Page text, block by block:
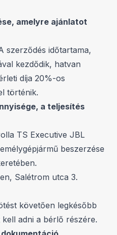
amelyre ajánlatot
szerződés időtartama,
kezdődik, hatvan
díja 20%-os
történik.
a teljesítés
TS Executive JBL
beszerzése
Salétrom utca 3.
követően legkésőbb
adni a bérlő részére.